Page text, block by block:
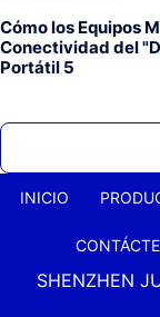
Cómo los Equipos
Conectividad del
Portátil 5
INICIO
SHENZHEN